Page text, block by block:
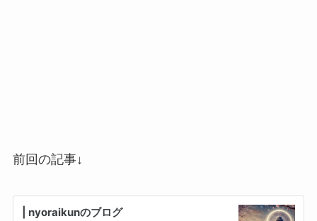
前回の記事↓